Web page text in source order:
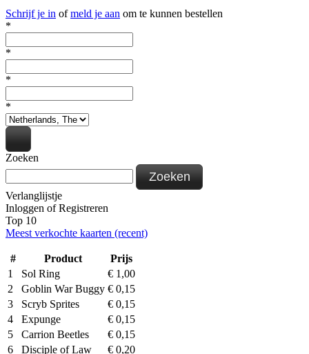
Schrijf je in ofmeld je aan om te kunnen bestellen
*
*
*
*
Zoeken
Zoeken
Verlanglijstje
Inloggen ofRegistreren
Top 10
Meest verkochte kaarten (recent)
# Product
Prijs
1
Sol Ring € 1,00
2
Goblin War Buggy € 0,15
3
Scryb Sprites € 0,15
4
Expunge € 0,15
5
Carrion Beetles € 0,15
6
Disciple of Law € 0,20